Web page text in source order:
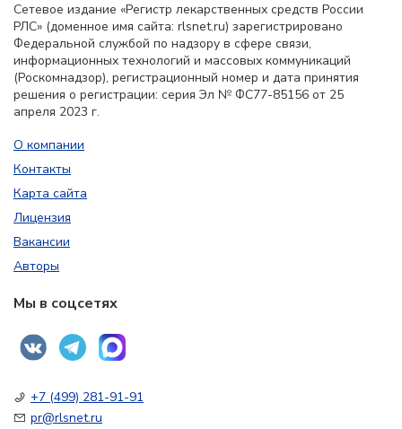
Сетевое издание «Регистр лекарственных средств России
РЛС» (доменное имя сайта: rlsnet.ru) зарегистрировано
Федеральной службой по надзору в сфере связи,
информационных технологий и массовых коммуникаций
(Роскомнадзор), регистрационный номер и дата принятия
решения о регистрации: серия Эл № ФС77-85156 от 25
апреля 2023 г.
О компании
Контакты
Карта сайта
Лицензия
Вакансии
Авторы
Мы в соцсетях
+7 (499) 281-91-91
pr@rlsnet.ru